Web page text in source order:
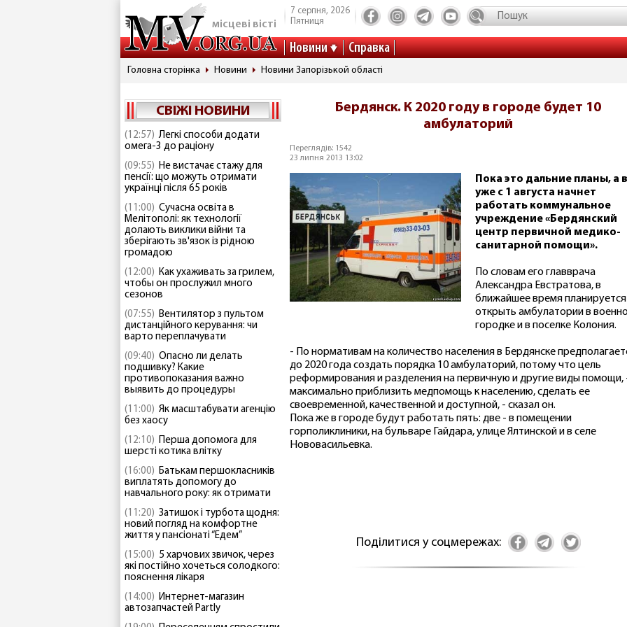
місцеві вісті
7 серпня, 2026
Пятниця
Новини Справка
Головна сторінка Новини Новини Запорізькой області
СВІЖІ НОВИНИ
(12:57) Легкі способи додати
омега-3 до раціону
(09:55) Не вистачає стажу для
пенсії: що можуть отримати
українці після 65 років
(11:00) Сучасна освіта в
Мелітополі: як технології
долають виклики війни та
зберігають зв'язок із рідною
громадою
(12:00) Как ухаживать за грилем,
чтобы он прослужил много
сезонов
(07:55) Вентилятор з пультом
дистанційного керування: чи
варто переплачувати
(09:40) Опасно ли делать
подшивку? Какие
противопоказания важно
выявить до процедуры
(11:00) Як масштабувати агенцію
без хаосу
(12:10) Перша допомога для
шерсті котика влітку
(16:00) Батькам першокласників
виплатять допомогу до
навчального року: як отримати
(11:20) Затишок і турбота щодня:
новий погляд на комфортне
життя у пансіонаті “Едем”
(15:00) 5 харчових звичок, через
які постійно хочеться солодкого:
пояснення лікаря
(14:00) Интернет-магазин
автозапчастей Partly
Бердянск. К 2020 году в городе будет 10
амбулаторий
Переглядів: 1542
23 липня 2013 13:02
Пока это дальние планы, а
уже с 1 августа начнет
работать коммунальное
учреждение «Бердянский
центр первичной медико-
санитарной помощи».
По словам его главврача
Александра Евстратова, в
ближайшее время планируется
открыть амбулатории в
городке и в поселке Колония.
- По нормативам на количество населения в Бердянске
до 2020 года создать порядка 10 амбулаторий, потому что цель
реформирования и разделения на первичную и другие виды помощи,
максимально приблизить медпомощь к населению, сделать ее
своевременной, качественной и доступной, - сказал он.
Пока же в городе будут работать пять: две - в помещении
горполиклиники, на бульваре Гайдара, улице Ялтинской и в селе
Нововасильевка.
Поділитися у соцмережах: